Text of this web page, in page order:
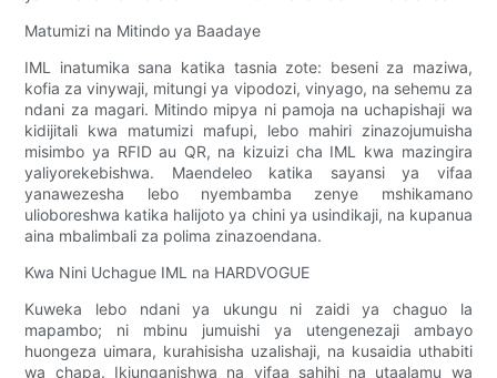
Matumizi na Mitindo ya Baadaye
IML inatumika sana katika tasnia zote: beseni za maziwa,
kofia za vinywaji, mitungi ya vipodozi, vinyago, na sehemu za
ndani za magari. Mitindo mipya ni pamoja na uchapishaji wa
kidijitali kwa matumizi mafupi, lebo mahiri zinazojumuisha
misimbo ya RFID au QR, na kizuizi cha IML kwa mazingira
yaliyorekebishwa. Maendeleo katika sayansi ya vifaa
yanawezesha lebo nyembamba zenye mshikamano
ulioboreshwa katika halijoto ya chini ya usindikaji, na kupanua
aina mbalimbali za polima zinazoendana.
Kwa Nini Uchague IML na HARDVOGUE
Kuweka lebo ndani ya ukungu ni zaidi ya chaguo la
mapambo; ni mbinu jumuishi ya utengenezaji ambayo
huongeza uimara, kurahisisha uzalishaji, na kusaidia uthabiti
wa chapa. Ikiunganishwa na vifaa sahihi na utaalamu wa